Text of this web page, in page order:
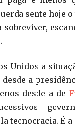
sente hoje
sobreviver,
.
Unidos a
desde a
desde a de
tecnocracia. É